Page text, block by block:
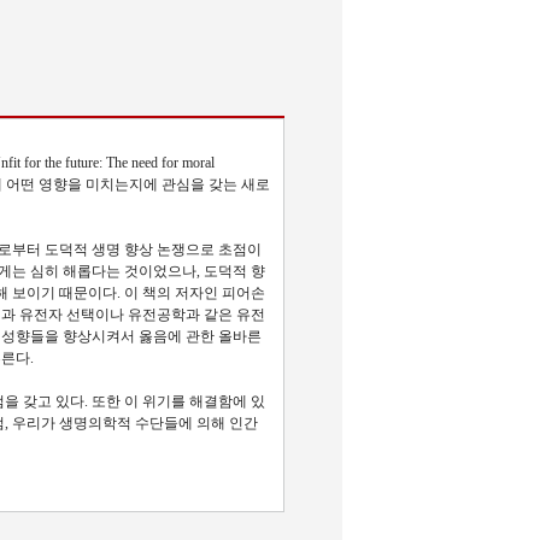
for the future: The need for moral
떤 영향을 미치는지에 관심을 갖는 새로
터 도덕적 생명 향상 논쟁으로 초점이
는 심히 해롭다는 것이었으나, 도덕적 향
보이기 때문이다. 이 책의 저자인 피어손
유전자 선택이나 유전공학과 같은 유전
향들을 향상시켜서 옳음에 관한 올바른
다.
갖고 있다. 또한 이 위기를 해결함에 있
우리가 생명의학적 수단들에 의해 인간